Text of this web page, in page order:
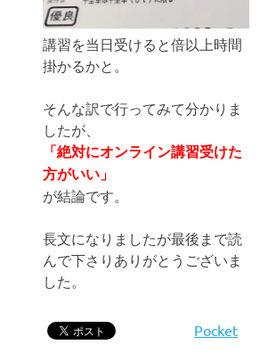
講習を当日受けると倍以上時間
掛かるかと。
そんな訳で行ってみて分かりま
したが、
「絶対にオンライン講習受けた
方がいい」
が結論です。
長文になりましたが最後まで読
んで下さりありがとうございま
した。
Pocket